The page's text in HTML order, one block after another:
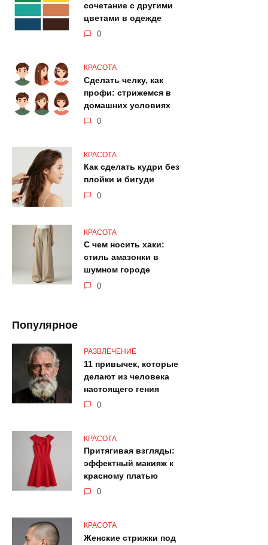
сочетание с другими
цветами в одежде
0
КРАСОТА
Сделать челку, как
профи: стрижемся в
домашних условиях
0
КРАСОТА
Как сделать кудри без
плойки и бигуди
0
КРАСОТА
С чем носить хаки:
стиль амазонки в
шумном городе
0
Популярное
РАЗВЛЕЧЕНИЕ
11 привычек, которые
делают из человека
настоящего гения
0
КРАСОТА
Притягивая взгляды:
эффектный макияж к
красному платью
0
КРАСОТА
Женские стрижки под